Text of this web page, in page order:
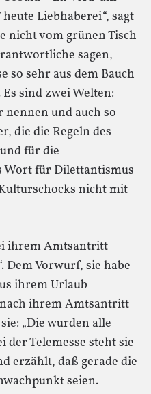
Liebhaberei“, sagt
nicht vom grünen Tisch
sagen,
so sehr aus dem Bauch
sind zwei Welten:
nennen und auch so
die die Regeln des
für die
Wort für Dilettantismus
nicht mit
ihrem Amtsantritt
Dem Vorwurf, sie habe
ihrem Urlaub
ihrem Amtsantritt
„Die wurden alle
der Telemesse steht sie
erzählt, daß gerade die
seien.